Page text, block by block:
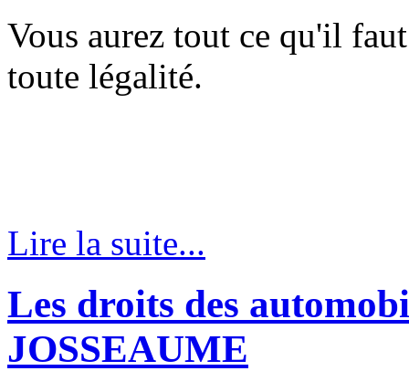
Vous aurez tout ce qu'il
toute légalité.
Lire la suite...
Les droits des
JOSSEAUME